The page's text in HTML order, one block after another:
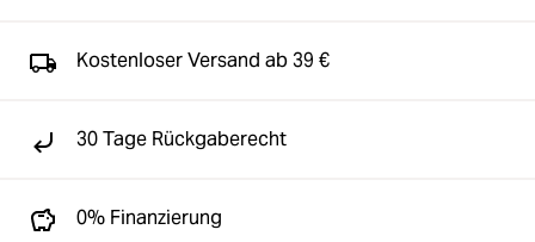
Kostenloser Versand ab 39 €
30 Tage Rückgaberecht
0% Finanzierung